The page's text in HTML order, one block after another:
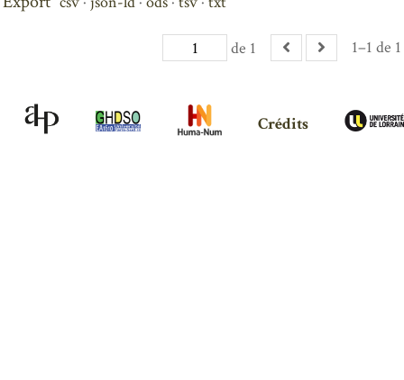
de 1 1–1 de 1
Crédits